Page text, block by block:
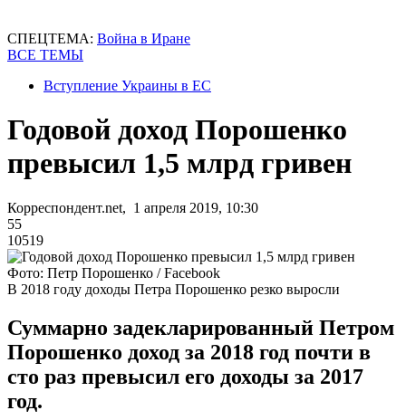
СПЕЦТЕМА: Война в Иране
ВСЕ ТЕМЫ
Вступление Украины в ЕС
Годовой доход Порошенко
превысил 1,5 млрд гривен
Корреспондент.net, 1 апреля 2019, 10:30
55
10519
Фото: Петр Порошенко / Facebook
В 2018 году доходы Петра Порошенко резко выросли
Суммарно задекларированный Петром
Порошенко доход за 2018 год почти в
сто раз превысил его доходы за 2017
год.